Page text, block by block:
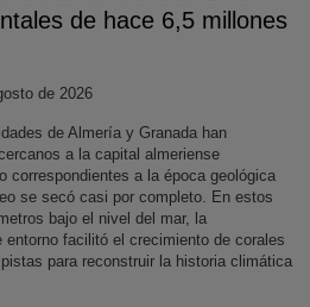
de hace 6,5 millones
de 2026
de Almería y Granada han
a la capital almeriense
correspondientes a la época geológica
se secó casi por completo. En estos
bajo el nivel del mar, la
entorno facilitó el crecimiento de corales
para reconstruir la historia climática